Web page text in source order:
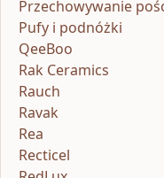
Przechowywanie
Pufy i podnóżki
QeeBoo
Rak Ceramics
Rauch
Ravak
Rea
Recticel